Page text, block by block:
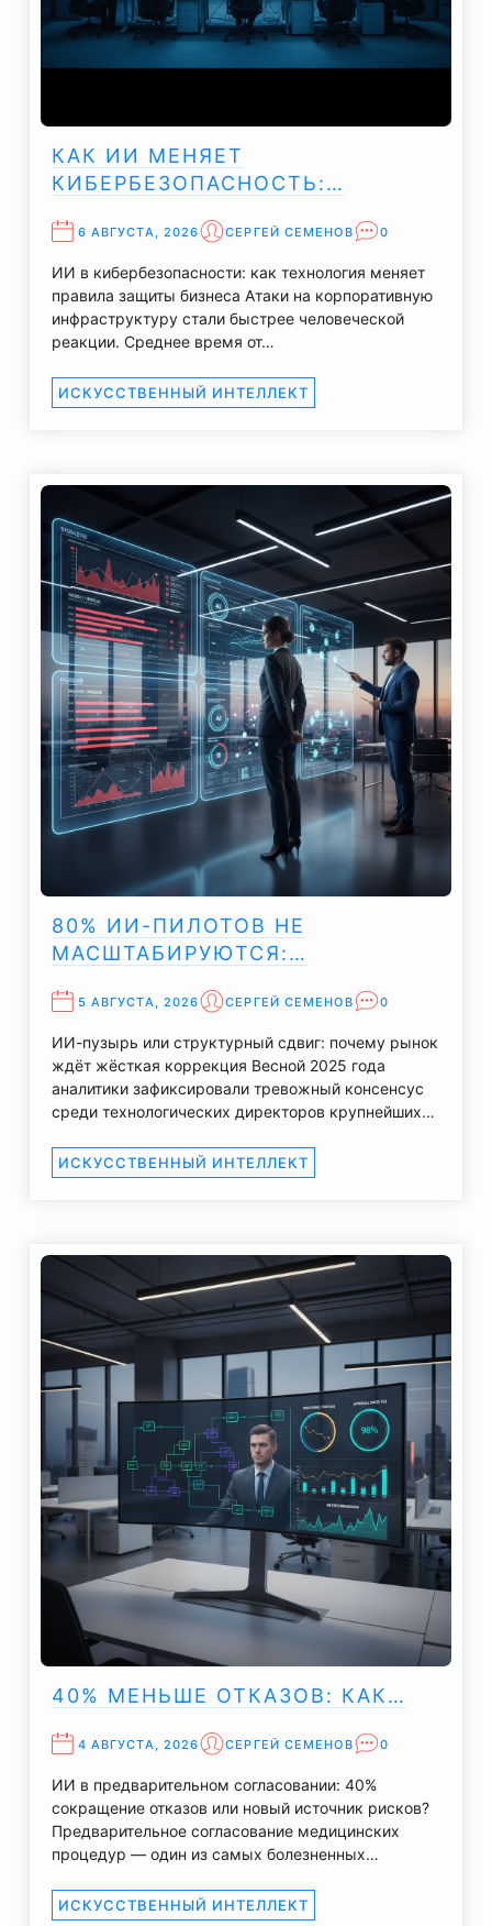
КАК ИИ МЕНЯЕТ
КИБЕРБЕЗОПАСНОСТЬ:…
6 АВГУСТА, 2026 СЕРГЕЙ СЕМЕНОВ 0
ИИ в кибербезопасности: как технология меняет
правила защиты бизнеса Атаки на корпоративную
инфраструктуру стали быстрее человеческой
реакции. Среднее время от…
ИСКУССТВЕННЫЙ ИНТЕЛЛЕКТ
80% ИИ-ПИЛОТОВ НЕ
МАСШТАБИРУЮТСЯ:…
5 АВГУСТА, 2026 СЕРГЕЙ СЕМЕНОВ 0
ИИ-пузырь или структурный сдвиг: почему рынок
ждёт жёсткая коррекция Весной 2025 года
аналитики зафиксировали тревожный консенсус
среди технологических директоров крупнейших…
ИСКУССТВЕННЫЙ ИНТЕЛЛЕКТ
40% МЕНЬШЕ ОТКАЗОВ: КАК…
4 АВГУСТА, 2026 СЕРГЕЙ СЕМЕНОВ 0
ИИ в предварительном согласовании: 40%
сокращение отказов или новый источник рисков?
Предварительное согласование медицинских
процедур — один из самых болезненных…
ИСКУССТВЕННЫЙ ИНТЕЛЛЕКТ